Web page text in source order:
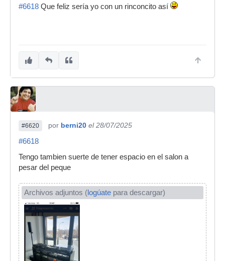
#6618 Que feliz sería yo con un rinconcito así
#6620 por berni20 el 28/07/2025
#6618
Tengo tambien suerte de tener espacio en el salon a
pesar del peque
Archivos adjuntos (logúate para descargar)